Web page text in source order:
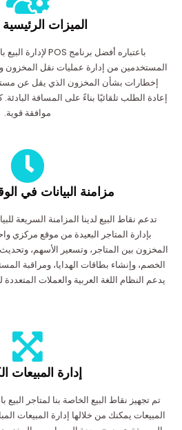
الميزات الرئيسية
المستخدمين من إدارة عمليات نقل
إخطارات بشأن المخزون الذي يقل عن
إعادة الطلب تلقائيًا بناءً على المسافة
موافقة قوية.
مزامنة البيانات في
تدعم نقاط البيع لدينا المزامنة السريعة
بإدارة المتاجر البعيدة من موقع مركزي
المخزون بين المتاجر، وتسعير الأسهم،
الخصم، وإنشاء بطاقات الهدايا، ومراقبة
يدعم النظام اللغة العربية والعملات
إدارة المبيعات
تم تجهيز نقاط البيع الخاصة بنا لمتاجر
المبيعات يمكنك من خلالها إدارة المبيعات